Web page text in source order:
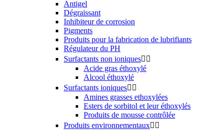
Antigel
Dégraissant
Inhibiteur de corrosion
Pigments
Produits pour la fabrication de lubrifiants
Régulateur du PH
Surfactants non ioniques 
Acide gras éthoxylé
Alcool éthoxylé
Surfactants ioniques 
Amines grasses ethoxylées
Esters de sorbitol et leur éthoxylés
Produits de mousse contrôlée
Produits environnementaux 